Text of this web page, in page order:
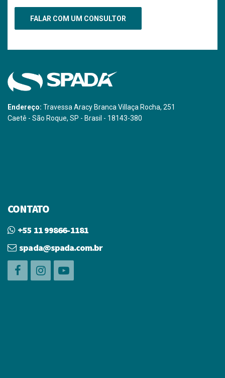
Endereço: Travessa Aracy Branca Villaça Rocha, 251
Caetê - São Roque, SP - Brasil - 18143-380
CONTATO
+55 11 99866-1181
spada@spada.com.br